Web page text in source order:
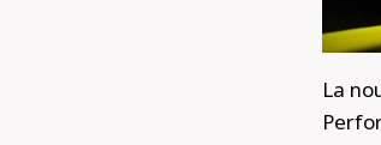
La